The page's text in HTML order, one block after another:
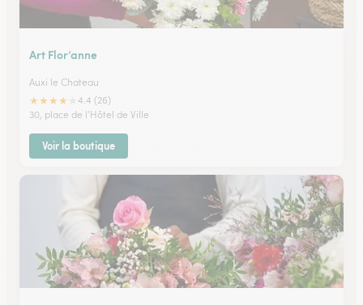
Art Flor’anne
Auxi le Chateau
★★★★
4.4 (26)
30, place de l'Hôtel de Ville
Voir la boutique